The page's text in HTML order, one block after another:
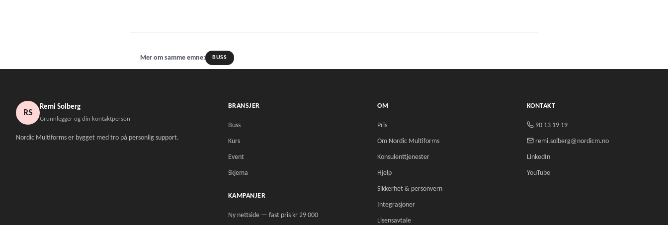
Mer om samme emne: BUSS
RS
Remi Solberg
Grunnlegger og din kontaktperson
Nordic Multiforms er bygget med tro på personlig support.
BRANSJER
Buss
Kurs
Event
Skjema
KAMPANJER
Ny nettside — fast pris kr 29 000
OM
Pris
Om Nordic Multiforms
Konsulenttjenester
Hjelp
Sikkerhet & personvern
Integrasjoner
Lisensavtale
KONTAKT
90 13 19 19
remi.solberg@nordicm.no
LinkedIn
YouTube